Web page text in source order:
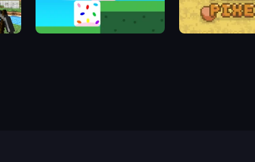
Stacky Bird Peckin' Pixels